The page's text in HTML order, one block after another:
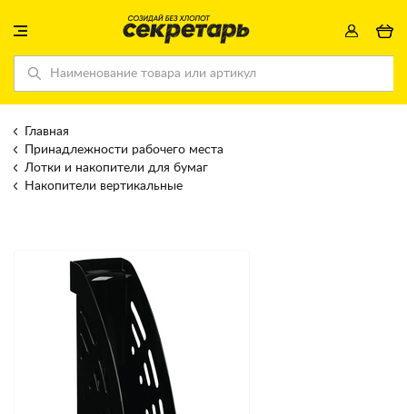
Главная
Принадлежности рабочего места
Лотки и накопители для бумаг
Накопители вертикальные